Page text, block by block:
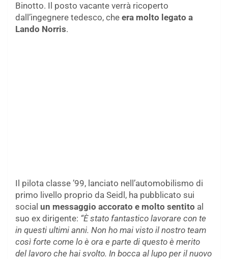
Binotto. Il posto vacante verrà ricoperto
dall’ingegnere tedesco, che era molto legato a
Lando Norris.
Il pilota classe ’99, lanciato nell’automobilismo di
primo livello proprio da Seidl, ha pubblicato sui
social un messaggio accorato e molto sentito al
suo ex dirigente: “È stato fantastico lavorare con te
in questi ultimi anni. Non ho mai visto il nostro team
così forte come lo è ora e parte di questo è merito
del lavoro che hai svolto. In bocca al lupo per il nuovo